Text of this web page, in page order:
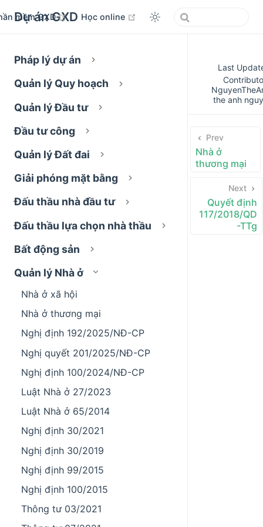
Dự án GXD
mềm GXD open in new window
Học online open in new window
Pháp lý dự án
Quản lý Quy hoạch
Quản lý Đầu tư
Đầu tư công
Quản lý Đất đai
Giải phóng mặt bằng
Đấu thầu nhà đầu tư
Đấu thầu lựa chọn nhà thầu
Bất động sản
Quản lý Nhà ở
Nhà ở xã hội
Nhà ở thương mại
Nghị định 192/2025/NĐ-CP
Nghị quyết 201/2025/NĐ-CP
Nghị định 100/2024/NĐ-CP
Luật Nhà ở 27/2023
Luật Nhà ở 65/2014
Nghị định 30/2021
Nghị định 30/2019
Nghị định 99/2015
Nghị định 100/2015
Thông tư 03/2021
Last
the anh
Prev
Nhà ở
thương mại
Next
Quyết định
117/2018/QD
-TTg